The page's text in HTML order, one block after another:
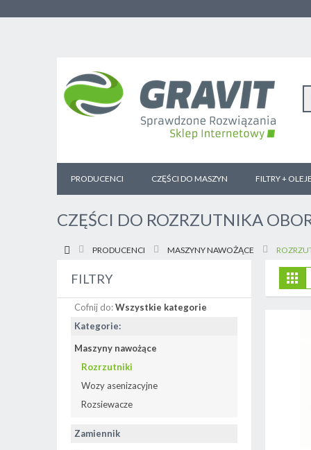
PRODUCENCI CZĘŚCI DO MASZYN FILTRY +
CZĘŚCI DO ROZRZUTNIKA
PRODUCENCI MASZYNY NAWOŻĄCE
FILTRY
Cofnij do:Wszystkie kategorie
Kategorie:
Maszyny nawożące
Rozrzutniki
Wozy asenizacyjne
Rozsiewacze
Zamiennik